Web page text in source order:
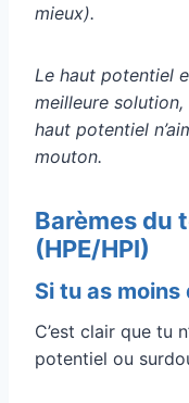
mieux).
Le haut potentiel
meilleure
haut potentiel
mouton.
Barèmes du
(HPE/HPI)
Si tu as
C’est clair que tu
potentiel ou